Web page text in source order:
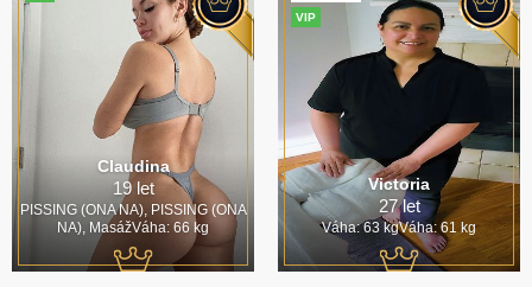
Claudina
19 let
PISSING (ONA NA), PISSING (ONA
NA), MasážVáha: 66 kg
VIP
Victoria
27 let
Váha: 63 kgVáha: 61 kg